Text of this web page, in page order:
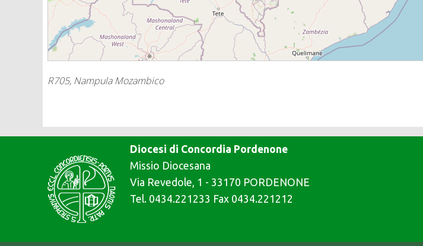
R705, Nampula Mozambico
Diocesi di Concordia Pordenone
Missio Diocesana
Via Revedole, 1 - 33170 PORDENONE
Tel. 0434.221233 Fax 0434.221212